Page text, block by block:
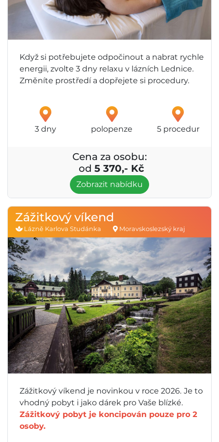
Když si potřebujete odpočinout a nabrat rychle
energii, zvolte 3 dny relaxu v lázních Lednice.
Změníte prostředí a dopřejete si procedury.
3 dny polopenze 5 procedur
Cena za osobu:
od 5 370,- Kč
Zobrazit nabídku
Zážitkový víkend
Lázně Karlova Studánka Moravskoslezský kraj
Zážitkový víkend je novinkou v roce 2026. Je to
vhodný pobyt i jako dárek pro Vaše blízké.
Zážitkový pobyt je koncipován pouze pro 2
osoby.